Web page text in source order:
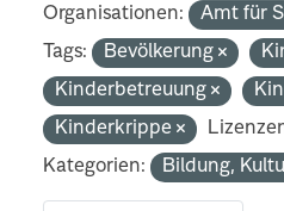
Organisationen:
Amt für
Tags:
Bevölkerung
Kinderbetreuung
Kinderkrippe
Kategorien:
Bildung,